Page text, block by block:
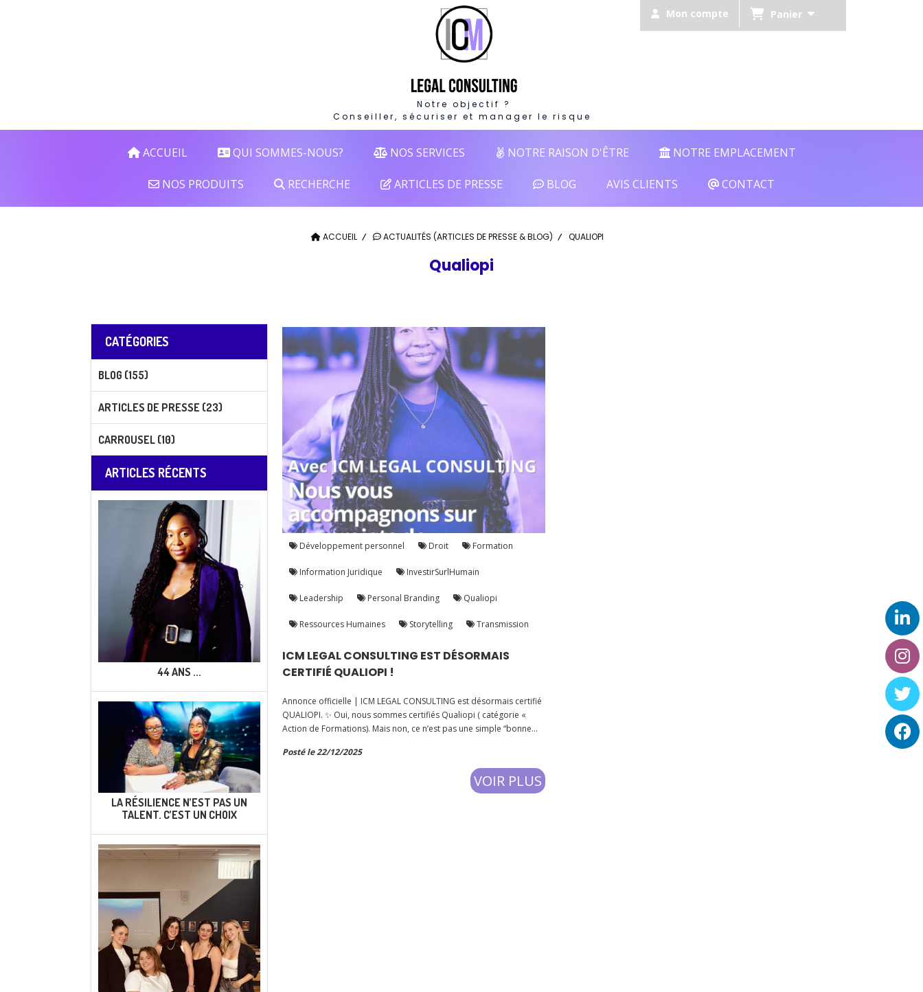
Notre objectif ?
Conseiller, sécuriser et manager le risque
Mon compte Panier
ACCUEIL QUI SOMMES-NOUS? NOS SERVICES NOTRE RAISON D'ÊTRE NOTRE EMPLACEMENT
NOS PRODUITS RECHERCHE ARTICLES DE PRESSE BLOG AVIS CLIENTS CONTACT
ACCUEIL ACTUALITÉS (ARTICLES DE PRESSE & BLOG) QUALIOPI
Qualiopi
ICM LEGAL CONSULTING EST DÉSORMAIS
CERTIFIÉ QUALIOPI !
Annonce officielle | ICM LEGAL CONSULTING est désormais certifié
QUALIOPI. ✨ Oui, nous sommes certifiés Qualiopi ( catégorie «
Action de Formations). Mais non, ce n’est pas une simple “bonne
Posté le 22/12/2025
VOIR PLUS
Développement personnel Droit Formation
Information Juridique InvestirSurlHumain
Leadership Personal Branding Qualiopi
Ressources Humaines Storytelling Transmission
CATÉGORIES
BLOG (155)
ARTICLES DE PRESSE (23)
CARROUSEL (10)
ARTICLES RÉCENTS
44 ANS ...
LA RÉSILIENCE N’EST PAS UN
TALENT. C’EST UN CHOIX